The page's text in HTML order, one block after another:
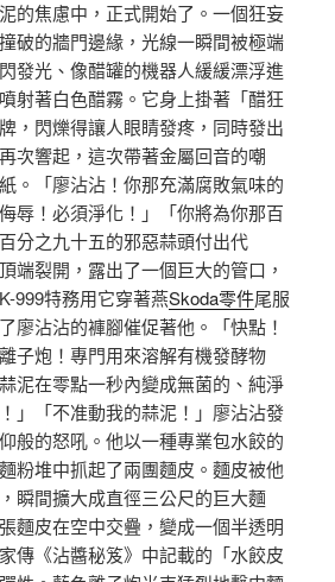
的焦慮中，正式開始了。一個狂妄
破的牆門邊緣，光線一瞬間被極端
發光、像醋罐的機器人緩緩漂浮進
射著白色醋霧。它身上掛著「醋狂
，閃爍得讓人眼睛發疼，同時發出
次響起，這次帶著金屬回音的嘲
。「廖沾沾！你那充滿腐敗氣味的
辱！必須淨化！」「你將為你那百
分之九十五的邪惡蒜頭付出代
端裂開，露出了一個巨大的管口，
999特務用它穿著燕Skoda零件尾服
廖沾沾的褲腳催促著他。「快點！
子炮！專門用來溶解有機發酵物
泥在零點一秒內變成無菌的、純淨
」「不准動我的蒜泥！」廖沾沾發
般的怒吼。他以一種專業包水餃的
粉堆中抓起了兩團麵皮。麵皮被他
瞬間擴大成直徑三公尺的巨大麵
麵皮在空中交疊，變成一個半透明
傳《沾醬秘笈》中記載的「水餃皮